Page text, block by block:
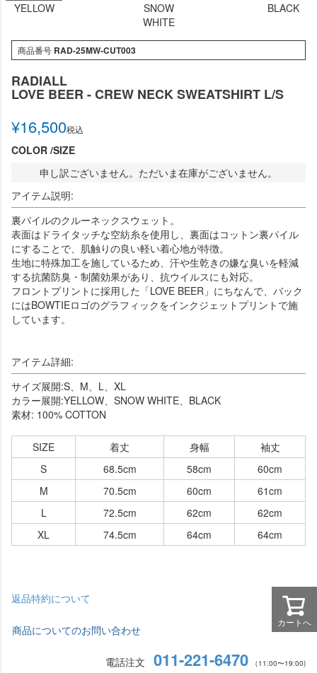
YELLOW
SNOW
WHITE
BLACK
商品番号 RAD-25MW-CUT003
RADIALL
LOVE BEER - CREW NECK SWEATSHIRT L/S
¥16,500税込
COLOR SIZE
申し訳ございません。ただいま在庫がございません。
アイテム説明:
裏パイルのクルーネックスウェット。
表面はドライタッチな空紡糸を使用し、裏面はコットン裏パイル
にすることで、肌触りの良い軽い着心地が特徴。
生地に特殊加工を施しているため、汗や生乾きの嫌な臭いを軽減
する抗菌防臭・制菌効果があり、抗ウイルスにも対応。
フロントプリントに採用した「LOVE BEER」にちなんで、バック
にはBOWTIEロゴのグラフィックをインクジェットプリントで施
しています。
アイテム詳細:
サイズ展開:S、M、L、XL
カラー展開:YELLOW、SNOW WHITE、BLACK
素材: 100% COTTON
SIZE 着丈 身幅
袖丈
S
68.5cm 58cm
60cm
M
70.5cm 60cm
61cm
L
72.5cm 62cm
62cm
XL
74.5cm 64cm 64cm
返品特約について
商品についてのお問い合わせ
電話注文 011-221-6470 （11:00〜19:00)
カートへ